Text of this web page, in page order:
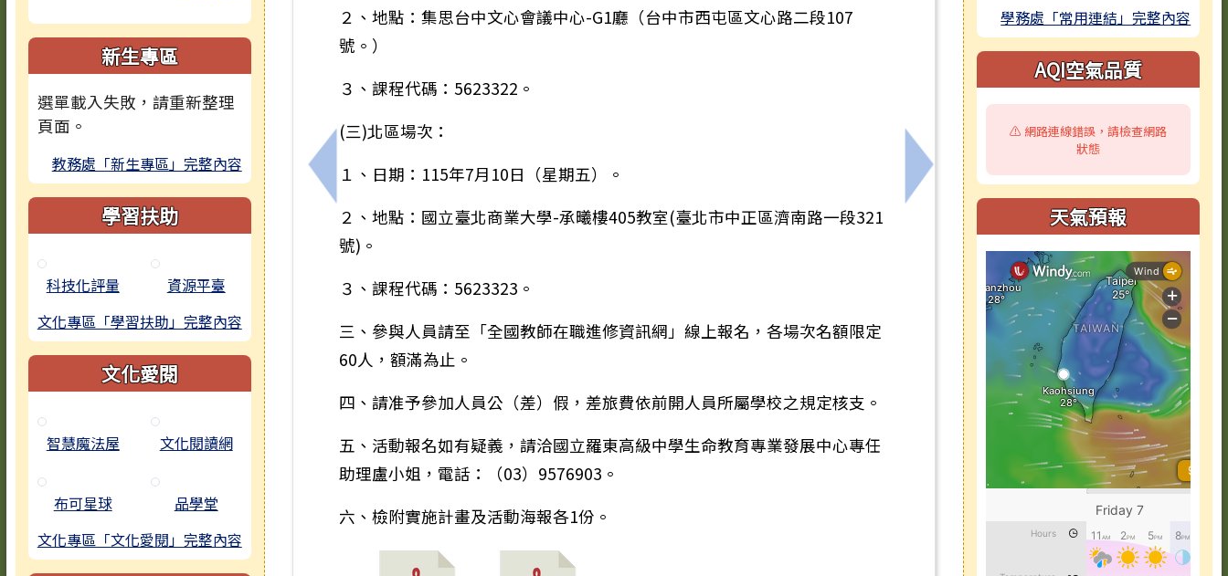
新生專區
選單載入失敗，請重新整理
頁面。
教務處「新生專區」完整內容
學習扶助
科技化評量
資源平臺
文化專區「學習扶助」完整內容
文化愛閱
智慧魔法屋 文化閱讀網
布可星球
品學堂
文化專區「文化愛閱」完整內容
上一筆：國立高雄師範大學辦理115年「教師在職進修生命教育專長增能學分班」招生簡章1份。
２、地點：集思台中文心會議中心-G1廳（台中市西屯區文心路二段107
號。）
３、課程代碼：5623322。
(三)北區場次：
１、日期：115年7月10日（星期五）。
２、地點：國立臺北商業大學-承曦樓405教室(臺北市中正區濟南路一段321
號)。
３、課程代碼：5623323。
三、參與人員請至「全國教師在職進修資訊網」線上報名，各場次名額限定
60人，額滿為止。
四、請准予參加人員公（差）假，差旅費依前開人員所屬學校之規定核支。
五、活動報名如有疑義，請洽國立羅東高級中學生命教育專業發展中心專任
助理盧小姐，電話：（03）9576903。
六、檢附實施計畫及活動海報各1份。
下一筆：臺南市歸仁區文化國民小學115
學務處「常用連結」完整內容
AQI空氣品質
⚠️ 網路連線錯誤，請檢查網路
狀態
天氣預報